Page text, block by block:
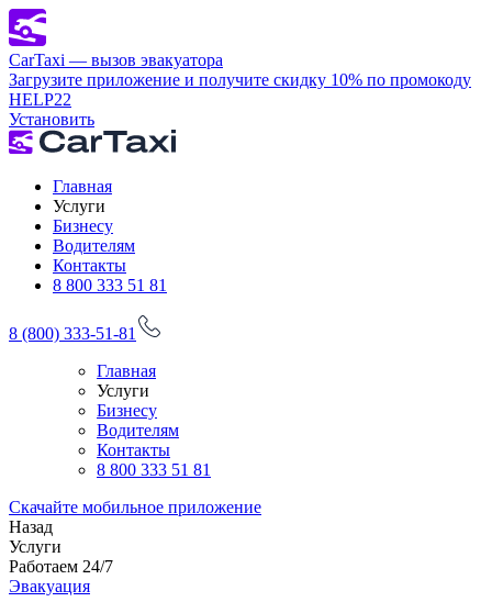
CarTaxi — вызов эвакуатора
Загрузите приложение и получите скидку 10% по промокоду
HELP22
Установить
Главная
Услуги
Бизнесу
Водителям
Контакты
8 800 333 51 81
8 (800) 333-51-81
Главная
Услуги
Бизнесу
Водителям
Контакты
8 800 333 51 81
Скачайте мобильное приложение
Назад
Услуги
Работаем 24/7
Эвакуация